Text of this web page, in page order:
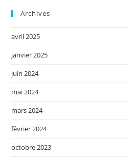
Archives
avril 2025
janvier 2025
juin 2024
mai 2024
mars 2024
février 2024
octobre 2023